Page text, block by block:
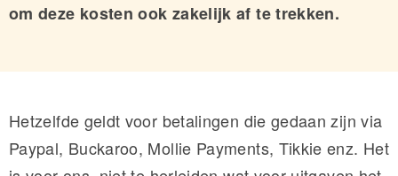
om deze kosten ook zakelijk af te trekken.
Hetzelfde geldt voor betalingen die gedaan zijn via
Paypal, Buckaroo, Mollie Payments, Tikkie enz. Het